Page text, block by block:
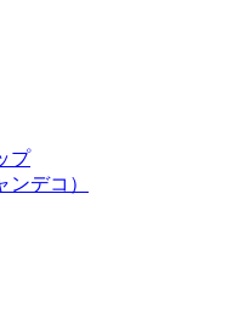
プ
デコ）